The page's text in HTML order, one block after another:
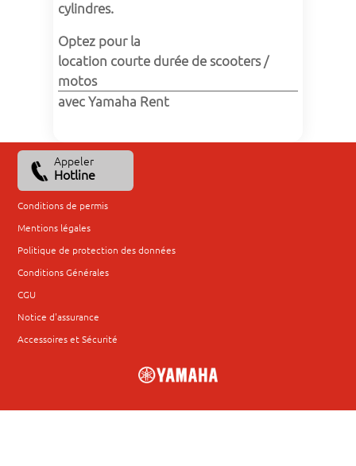
cylindres.
Optez pour la
location courte durée de scooters /
motos
avec Yamaha Rent
Appeler
Hotline
Conditions de permis
Mentions légales
Politique de protection des données
Conditions Générales
CGU
Notice d'assurance
Accessoires et Sécurité